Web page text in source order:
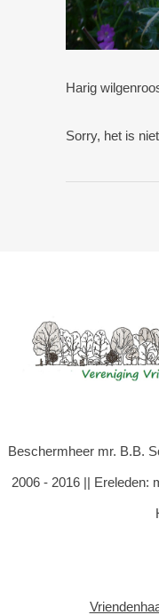
Harig
Sorry, het is
Beschermheer mr. B.B.
2006 - 2016 || Ereleden: